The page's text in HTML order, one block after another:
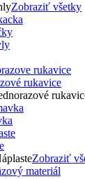
Zobraziť všetky
rukavice
Zobraziť